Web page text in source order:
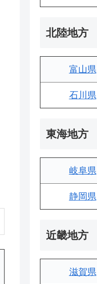
北陸地方
富山県
石川県
東海地方
岐阜県
静岡県
近畿地方
滋賀県